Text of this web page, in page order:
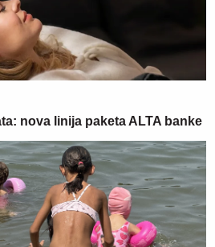
nova linija paketa ALTA banke